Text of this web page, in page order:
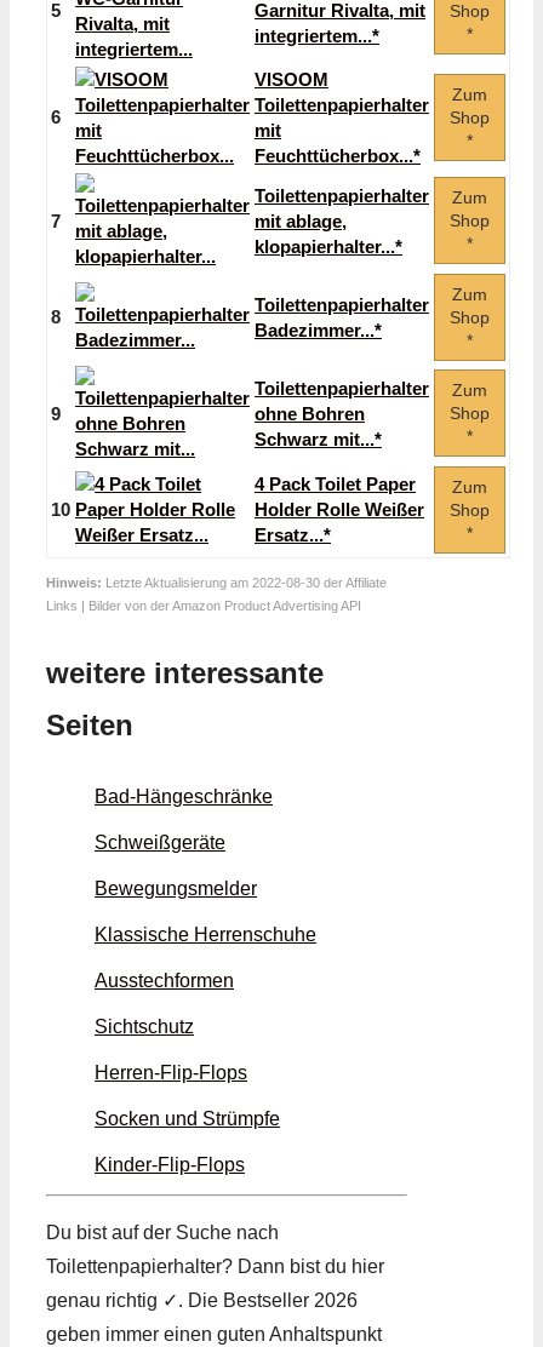
5
Garnitur Rivalta, mit
integriertem...*
Shop
*
6
VISOOM
Toilettenpapierhalter
mit
Feuchttücherbox...*
Zum
Shop
*
7
Toilettenpapierhalter
mit ablage,
klopapierhalter...*
Zum
Shop
*
8
Toilettenpapierhalter
Badezimmer...*
Zum
Shop
*
9
Toilettenpapierhalter
ohne Bohren
Schwarz mit...*
Zum
Shop
*
10
4 Pack Toilet Paper
Holder Rolle Weißer
Ersatz...*
Zum
Shop
*
Hinweis: Letzte Aktualisierung am 2022-08-30 der Affiliate
Links | Bilder von der Amazon Product Advertising API
weitere interessante
Seiten
Bad-Hängeschränke
Schweißgeräte
Bewegungsmelder
Klassische Herrenschuhe
Ausstechformen
Sichtschutz
Herren-Flip-Flops
Socken und Strümpfe
Kinder-Flip-Flops
Du bist auf der Suche nach
Toilettenpapierhalter? Dann bist du hier
genau richtig ✓. Die Bestseller 2026
geben immer einen guten Anhaltspunkt